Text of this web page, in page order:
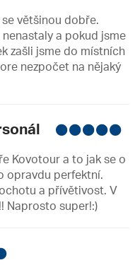
většinou dobře.
a pokud jsme
zašli jsme do místních
nezpočet na nějaký
Kovotour a to jak se o
opravdu perfektní.
a přívětivost. V
Naprosto super!:)